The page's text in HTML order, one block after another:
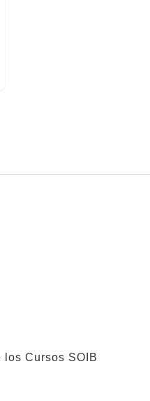
los Cursos SOIB